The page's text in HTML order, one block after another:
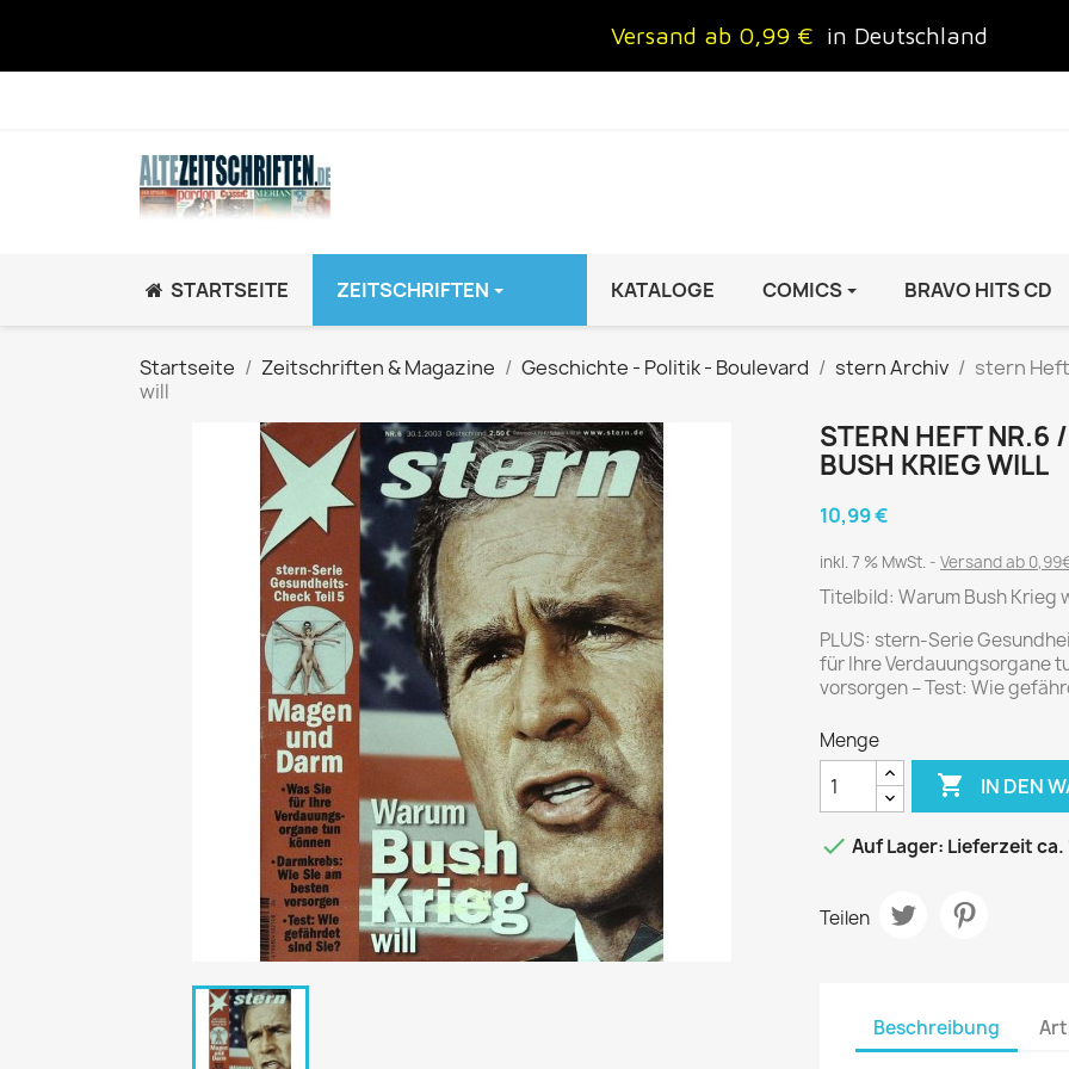
Versand ab 0,99 € in Deutschland
STARTSEITE ZEITSCHRIFTEN
JUGEND / KIND
BRAVO HipHop Special
BRAVO Zeitschrift
hey!
Mädchen
POP Rocky
Yam!
FRAUEN AUTO & MOTOR
auto motor sport Archiv
Autoprospekte &
Gute Fahrt
Klassik Motorrad
MO Zeitschrift
Motor Klassik
Motorrad Zeitschrift
Oldtimer Markt
PS das Sport Motorrad
TOURENFAHRER
REISE &
URLAUB
KATALOGE COMICS BRAVO HITS CD
Startseite Zeitschriften & Magazine Geschichte - Politik - Boulevard stern Archiv
stern
will
STERN HEFT
BUSH KRIEG WILL
10,99 €
inkl. 7 % MwSt. Versand ab
Titelbild: Warum Bush Krieg
PLUS: stern-Serie
für Ihre Verdauungsorgane
vorsorgen – Test: Wie
Menge
 IN DEN
 Auf Lager: Lieferzeit ca.
Teilen
Beschreibung